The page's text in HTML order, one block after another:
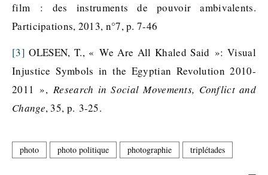
film : des instruments de pouvoir ambivalents.
Participations, 2013, n°7, p. 7-46
[3] OLESEN, T., « We Are All Khaled Said »: Visual
Injustice Symbols in the Egyptian Revolution 2010-
2011 »,Research in Social Movements, Conflict and
Change, 35, p. 3-25.
photo photo politique photographie triplétades